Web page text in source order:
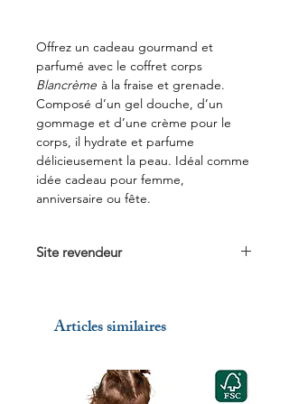
Offrez un cadeau gourmand et
parfumé avec le coffret corps
Blancrème à la fraise et grenade.
Composé d’un gel douche, d’un
gommage et d’une crème pour le
corps, il hydrate et parfume
délicieusement la peau. Idéal comme
idée cadeau pour femme,
anniversaire ou fête.
Site revendeur
Articles similaires